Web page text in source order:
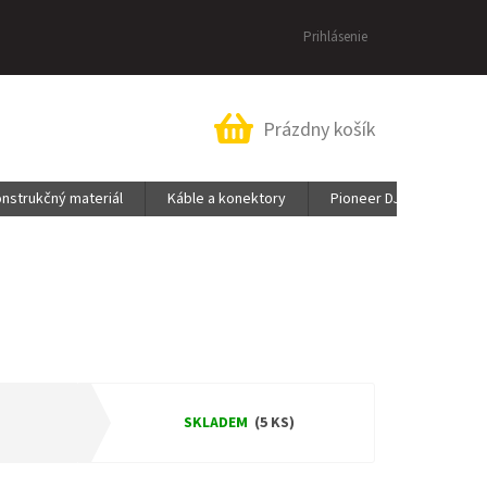
Prihlásenie
Nákupný
Prázdny košík
materiál Káble a konektory Pioneer DJ &
SKLADEM (5 KS)